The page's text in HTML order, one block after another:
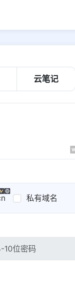
云笔记
私有域名